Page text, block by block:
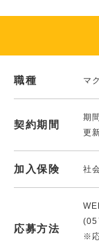
職種 マ
契約期間
期
更
加入保険 社
応募方法
※